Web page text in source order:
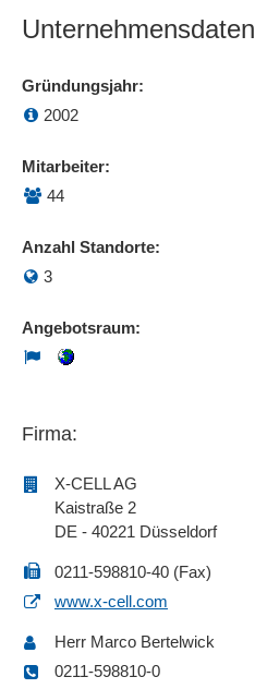
Unternehmensdaten
Gründungsjahr:
2002
Mitarbeiter:
44
Anzahl Standorte:
3
Angebotsraum:
Firma:
X-CELL AG
Kaistraße 2
DE - 40221 Düsseldorf
0211-598810-40 (Fax)
www.x-cell.com
Herr Marco Bertelwick
0211-598810-0